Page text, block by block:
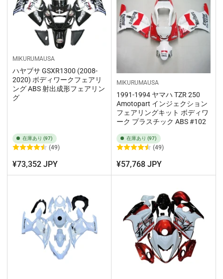
MIKURUMAUSA
ハヤブサ GSXR1300 (2008-
2020) ボディワークフェアリ
ング ABS 射出成形フェアリン
グ
在庫あり (97)
(49)
¥73,352 JPY
MIKURUMAUSA
1991-1994 ヤマハ TZR 250
Amotopart インジェクション
フェアリングキット ボディワ
ーク プラスチック ABS #102
在庫あり (97)
(49)
¥57,768 JPY